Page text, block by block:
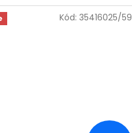
Kód: 35416025/59